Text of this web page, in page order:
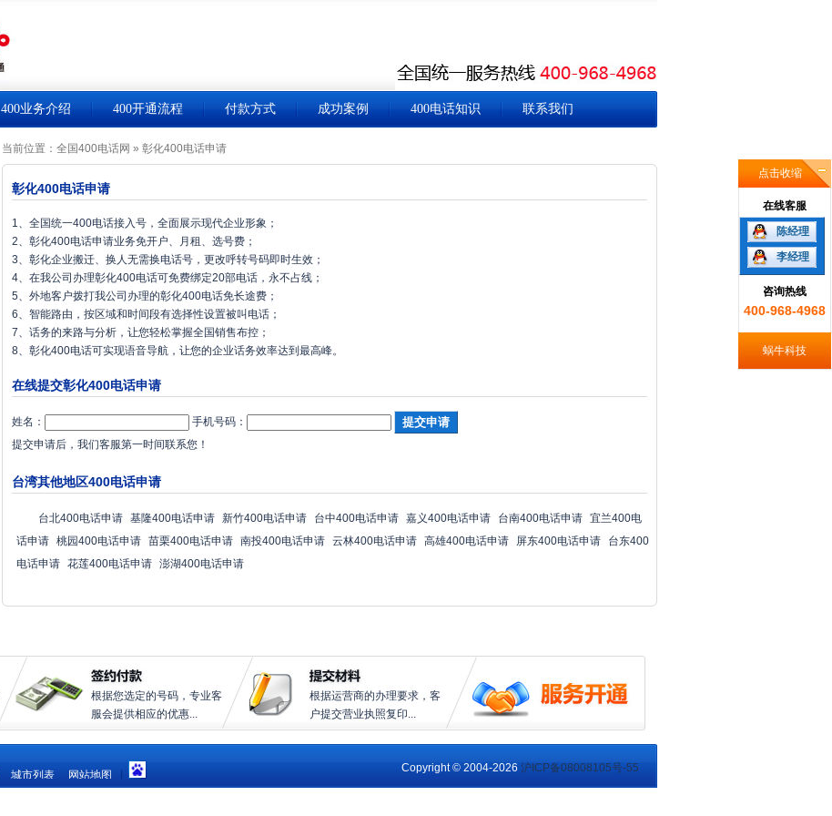
400业务介绍 400开通流程 付款方式 成功案例 400电话知识 联系我们
当前位置： 全国400电话网 » 彰化400电话申请
彰化400电话申请
1、全国统一400电话接入号，全面展示现代企业形象；
2、彰化400电话申请业务免开户、月租、选号费；
3、彰化企业搬迁、换人无需换电话号，更改呼转号码即时生效；
4、在我公司办理彰化400电话可免费绑定20部电话，永不占线；
5、外地客户拨打我公司办理的彰化400电话免长途费；
6、智能路由，按区域和时间段有选择性设置被叫电话；
7、话务的来路与分析，让您轻松掌握全国销售布控；
8、彰化400电话可实现语音导航，让您的企业话务效率达到最高峰。
在线提交彰化400电话申请
姓名：
手机号码：
提交申请后，我们客服第一时间联系您！
台湾其他地区400电话申请
台北400电话申请 基隆400电话申请 新竹400电话申请 台中400电话申请 嘉义400电话申请 台南400电话申请 宜兰400电
话申请 桃园400电话申请 苗栗400电话申请 南投400电话申请 云林400电话申请 高雄400电话申请 屏东400电话申请
台东400
电话申请 花莲400电话申请 澎湖400电话申请
根据您选定的号码，专业客
服会提供相应的优惠...
根据运营商的办理要求，客
户提交营业执照复印...
城市列表 网站地图
点击收缩
在线客服
陈经理
李经理
咨询热线
400-968-4968
蜗牛科技
Copyright © 2004-2026 沪ICP备08008105号-55